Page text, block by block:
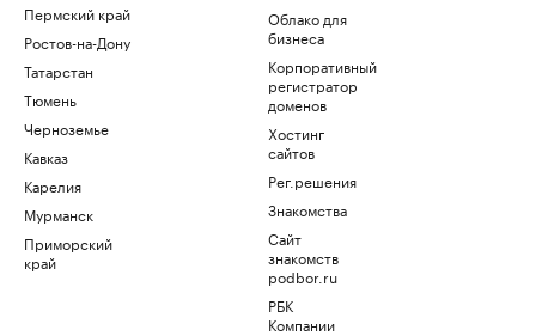
Пермский край
Ростов-на-Дону
Татарстан
Тюмень
Черноземье
Кавказ
Карелия
Мурманск
Приморский
край
Облако для
бизнеса
Корпоративный
регистратор
доменов
Хостинг
сайтов
Рег.решения
Знакомства
Сайт
знакомств
podbor.ru
РБК
Компании